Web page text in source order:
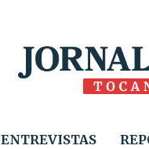
ENTREVISTAS